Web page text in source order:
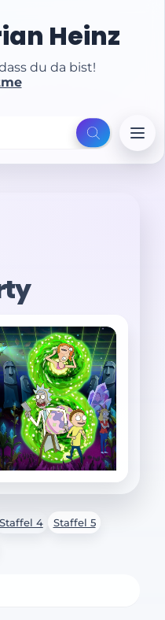
Heinz
du da bist!
Staffel 4
Staffel 5